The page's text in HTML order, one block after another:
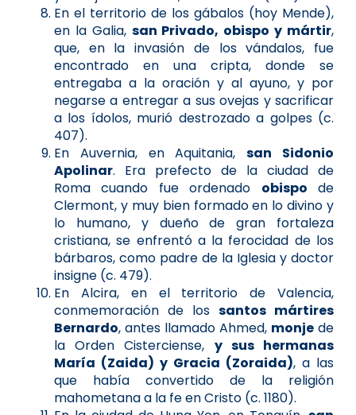
En el territorio de los gábalos (hoy Mende),
en la Galia, san Privado, obispo y mártir,
que, en la invasión de los vándalos, fue
encontrado en una cripta, donde se
entregaba a la oración y al ayuno, y por
negarse a entregar a sus ovejas y sacrificar
a los ídolos, murió destrozado a golpes (c.
407).
En Auvernia, en Aquitania,san Sidonio
Apolinar. Era prefecto de la ciudad de
Roma cuando fue ordenado obispo de
Clermont, y muy bien formado en lo divino y
lo humano, y dueño de gran fortaleza
cristiana, se enfrentó a la ferocidad de los
bárbaros, como padre de la Iglesia y doctor
insigne (c. 479).
En Alcira, en el territorio de Valencia,
conmemoración de los santos mártires
Bernardo, antes llamado Ahmed, monje de
la Orden Cisterciense, y sus hermanas
María (Zaida) y Gracia (Zoraida), a las
que había convertido de la religión
mahometana a la fe en Cristo (c. 1180).